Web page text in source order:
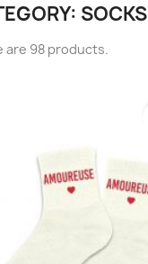
SOCKS
are 98 products.